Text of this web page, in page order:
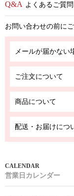
よくあるご質問
お問い合わせの前に
メールが届かない
ご注文について
商品について
配送・お届けにつ
営業日カレンダー